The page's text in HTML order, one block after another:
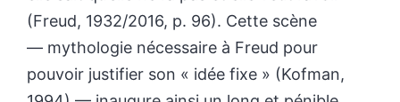
(Freud, 1932/2016, p. 96). Cette scène
— mythologie nécessaire à Freud pour
pouvoir justifier son « idée fixe » (Kofman,